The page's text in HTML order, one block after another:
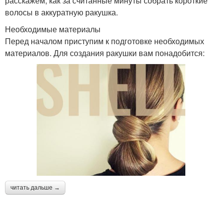
волосы в аккуратную ракушка.
Необходимые материалы
Перед началом приступим к подготовке необходимых
материалов. Для создания ракушки вам понадобится:
читать дальше →